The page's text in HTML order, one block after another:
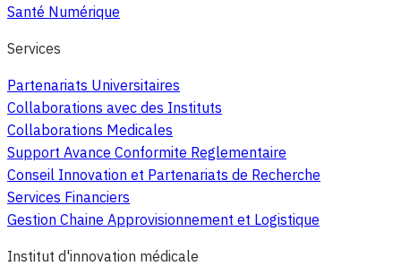
Santé Numérique
Services
Partenariats Universitaires
Collaborations avec des Instituts
Collaborations Medicales
Support Avance Conformite Reglementaire
Conseil Innovation et Partenariats de Recherche
Services Financiers
Gestion Chaine Approvisionnement et Logistique
Institut d'innovation médicale